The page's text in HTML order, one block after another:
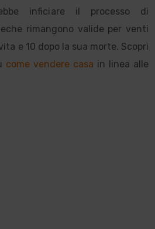
inficiare il processo di
rimangono valide per venti
e 10 dopo la sua morte. Scopri
come vendere casa in linea alle